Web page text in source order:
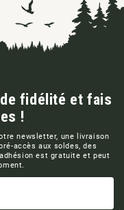
fidélité et fais
!
newsletter, une livraison
accès aux soldes, des
est gratuite et peut